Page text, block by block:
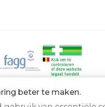
beter te maken.